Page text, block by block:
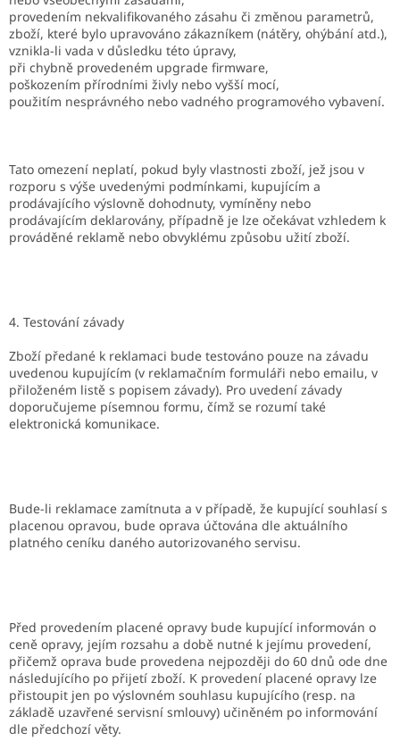
provedením nekvalifikovaného zásahu či změnou parametrů,
zboží, které bylo upravováno zákazníkem (nátěry, ohýbání atd.),
vznikla-li vada v důsledku této úpravy,
při chybně provedeném upgrade firmware,
poškozením přírodními živly nebo vyšší mocí,
použitím nesprávného nebo vadného programového vybavení.
Tato omezení neplatí, pokud byly vlastnosti zboží, jež jsou v
rozporu s výše uvedenými podmínkami, kupujícím a
prodávajícího výslovně dohodnuty, vymíněny nebo
prodávajícím deklarovány, případně je lze očekávat vzhledem k
prováděné reklamě nebo obvyklému způsobu užití zboží.
4. Testování závady
Zboží předané k reklamaci bude testováno pouze na závadu
uvedenou kupujícím (v reklamačním formuláři nebo emailu, v
přiloženém listě s popisem závady). Pro uvedení závady
doporučujeme písemnou formu, čímž se rozumí také
elektronická komunikace.
Bude-li reklamace zamítnuta a v případě, že kupující souhlasí s
placenou opravou, bude oprava účtována dle aktuálního
platného ceníku daného autorizovaného servisu.
Před provedením placené opravy bude kupující informován o
ceně opravy, jejím rozsahu a době nutné k jejímu provedení,
přičemž oprava bude provedena nejpozději do 60 dnů ode dne
následujícího po přijetí zboží. K provedení placené opravy lze
přistoupit jen po výslovném souhlasu kupujícího (resp. na
základě uzavřené servisní smlouvy) učiněném po informování
dle předchozí věty.